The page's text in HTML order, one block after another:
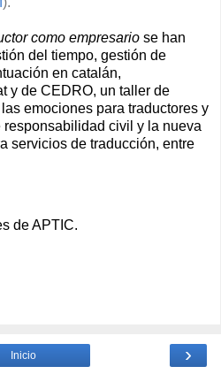
como empresario se han
del tiempo, gestión de
en catalán,
y de CEDRO, un taller de
emociones para traductores y
civil y la nueva
servicios de traducción, entre
de APTIC.
›
Inicio